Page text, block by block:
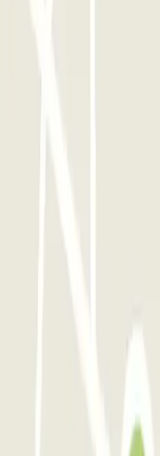
difícil entrar
muchas maniobras
disfrutar del
notar esta